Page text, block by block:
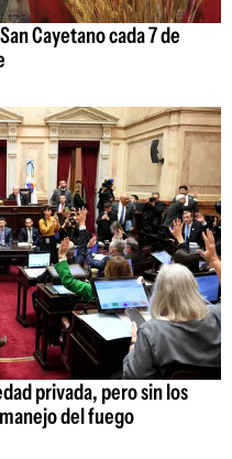
Cayetano cada 7 de
privada, pero sin los
del fuego